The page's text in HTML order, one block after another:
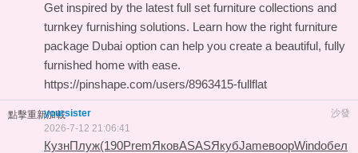
Get inspired by the latest full set furniture collections and
turnkey furnishing solutions. Learn how the right furniture
package Dubai option can help you create a beautiful, fully
furnished home with ease.
https://pinshape.com/users/8963415-fullflat
點擊重新加載 沙發
yoursister
2026-7-12 21:06:41
КузнПлуж(190PremЯковASASЯкубJameвоорWindобел